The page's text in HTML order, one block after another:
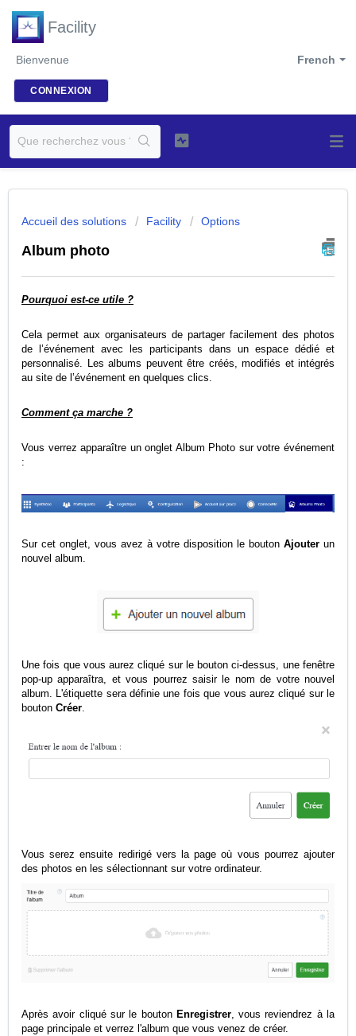
Facility
French
Bienvenue
CONNEXION
Accueil des solutions Facility Options
Album photo
Pourquoi est-ce utile ?
Cela permet aux organisateurs de partager facilement des photos
de l’événement avec les participants dans un espace dédié et
personnalisé. Les albums peuvent être créés, modifiés et intégrés
au site de l’événement en quelques clics.
Comment ça marche ?
Vous verrez apparaître un onglet Album Photo sur votre événement
:
Sur cet onglet, vous avez à votre disposition le bouton Ajouter un
nouvel album.
Une fois que vous aurez cliqué sur le bouton ci-dessus, une fenêtre
pop-up apparaîtra, et vous pourrez saisir le nom de votre nouvel
album. L'étiquette sera définie une fois que vous aurez cliqué sur le
bouton Créer.
Vous serez ensuite redirigé vers la page où vous pourrez ajouter
des photos en les sélectionnant sur votre ordinateur.
Après avoir cliqué sur le bouton Enregistrer, vous reviendrez à la
page principale et verrez l'album que vous venez de créer.